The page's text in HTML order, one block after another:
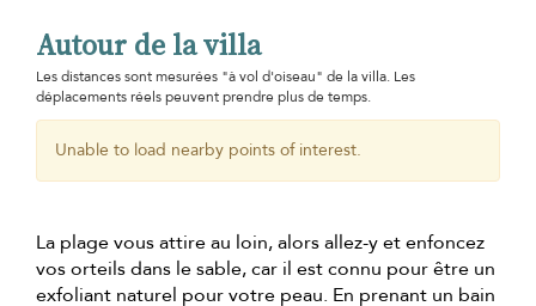
Autour de la villa
Les distances sont mesurées "à vol d'oiseau" de la villa. Les
déplacements réels peuvent prendre plus de temps.
Unable to load nearby points of interest.
La plage vous attire au loin, alors allez-y et enfoncez
vos orteils dans le sable, car il est connu pour être un
exfoliant naturel pour votre peau. En prenant un bain